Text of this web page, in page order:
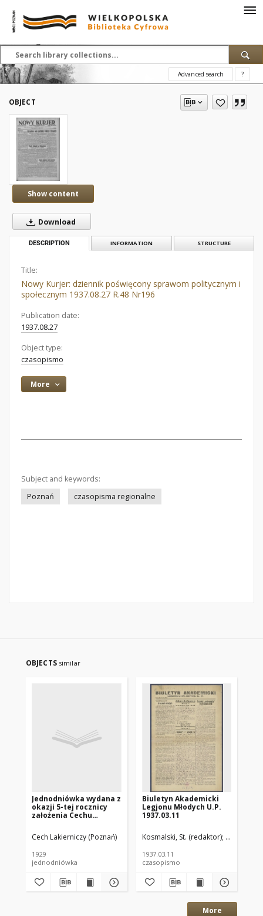
Advanced search ?
OBJECT
Show content
Download
DESCRIPTION INFORMATION STRUCTURE
Title:
Nowy Kurjer: dziennik poświęcony sprawom politycznym i
społecznym 1937.08.27 R.48 Nr196
Publication date:
1937.08.27
Object type:
czasopismo
More
Subject and keywords:
Poznań
czasopisma regionalne
OBJECTS similar
Jednodniówka wydana z
okazji 5-tej rocznicy
założenia Cechu
Poznaniu : 1924-1929.
Cech Lakierniczy (Poznań)
1929
jednodniówka
Biuletyn Akademicki
Legjonu Młodych U.P.
1937.03.11
Kosmalski, St. (redaktor) Oddział
1937.03.11
czasopismo
More